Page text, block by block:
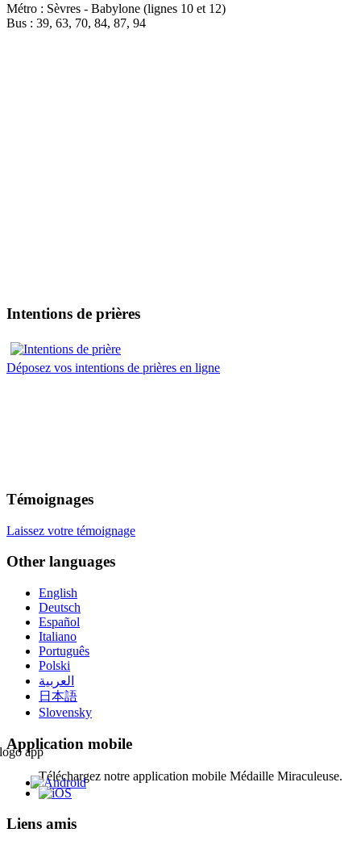
Métro : Sèvres - Babylone (lignes 10 et 12)
Bus : 39, 63, 70, 84, 87, 94
Intentions de prières
Déposez vos intentions de prières en ligne
Témoignages
Laissez votre témoignage
Other languages
English
Deutsch
Español
Italiano
Português
Polski
العربية
日本語
Slovensky
Application mobile
Téléchargez notre application mobile Médaille Miraculeuse.
Liens amis